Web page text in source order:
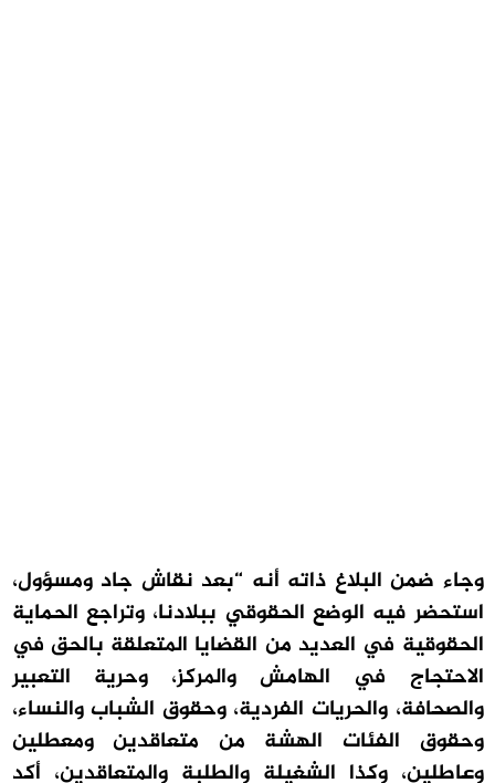
وجاء ضمن البلاغ ذاته أنه “بعد نقاش جاد ومسؤول،
استحضر فيه الوضع الحقوقي ببلادنا، وتراجع الحماية
الحقوقية في العديد من القضايا المتعلقة بالحق في
الاحتجاج في الهامش والمركز، وحرية التعبير
والصحافة، والحريات الفردية، وحقوق الشباب والنساء،
وحقوق الفئات الهشة من متعاقدين ومعطلين
وعاطلين، وكذا الشغيلة والطلبة والمتعاقدين، أكد